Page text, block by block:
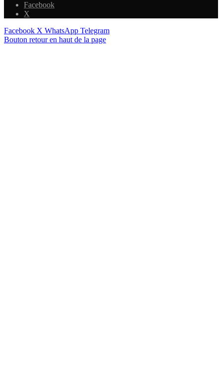
Facebook
X
Facebook X WhatsApp Telegram
Bouton retour en haut de la page